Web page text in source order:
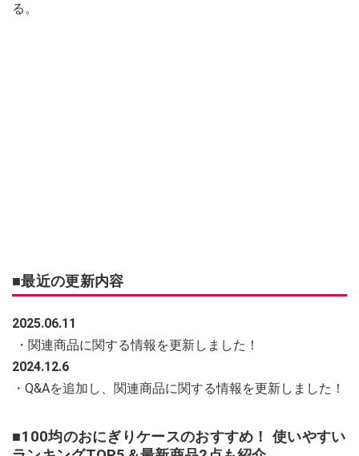
る。
■最近の更新内容
2025.06.11
・関連商品に関する情報を更新しました！
2024.12.6
・Q&Aを追加し、関連商品に関する情報を更新しました！
■100均のおにぎりケースのおすすめ！ 使いやすい